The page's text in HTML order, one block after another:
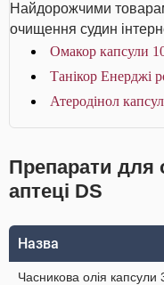
Найдорожчими
очищення судин
Омакор капсули
Танікор Енерджі
Атеродінол
Препарати для
аптеці DS
Назва
Часникова олія капсули